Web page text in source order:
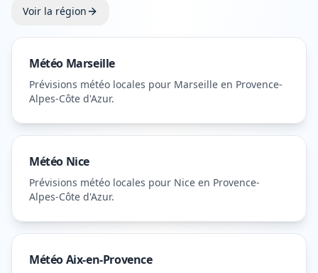
Voir la région
Météo Marseille
Prévisions météo locales pour Marseille en Provence-
Alpes-Côte d'Azur.
Météo Nice
Prévisions météo locales pour Nice en Provence-
Alpes-Côte d'Azur.
MétéoAix-en-Provence